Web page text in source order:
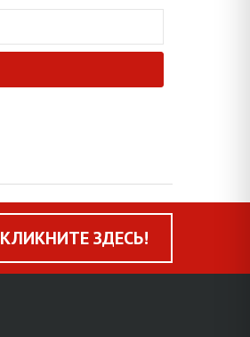
КЛИКНИТЕ ЗДЕСЬ!